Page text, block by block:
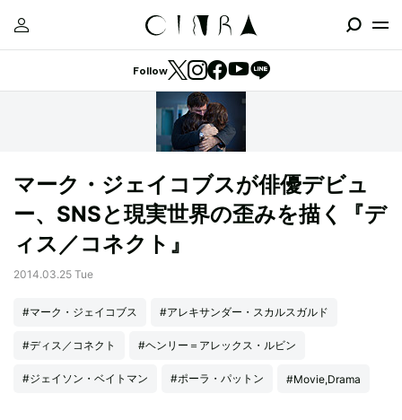
Follow
マーク・ジェイコブスが俳優デビュ
ー、SNSと現実世界の歪みを描く『デ
ィス／コネクト』
2014.03.25 Tue
#マーク・ジェイコブス #アレキサンダー・スカルスガルド
#ディス／コネクト #ヘンリー＝アレックス・ルビン
#ジェイソン・ベイトマン #ポーラ・パットン #Movie,Drama